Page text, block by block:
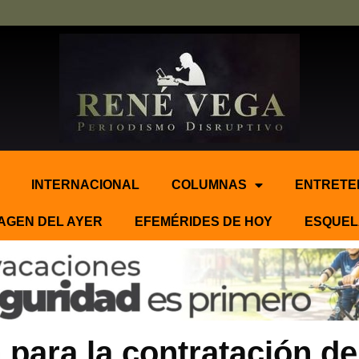
INTERNACIONAL COLUMNAS
DEL AYER EFEMÉRIDES DE HOY